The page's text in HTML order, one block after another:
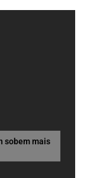
sobem mais